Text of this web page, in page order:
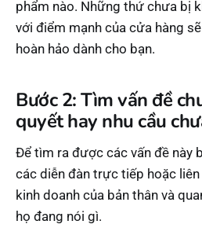
phẩm nào. Những thứ chưa bị
với điểm mạnh của cửa hàng
hoàn hảo dành cho bạn.
Bước 2: Tìm vấn đề
quyết hay nhu cầu
Để tìm ra được các vấn đề này
các diễn đàn trực tiếp hoặc
kinh doanh của bản thân và
họ đang nói gì.